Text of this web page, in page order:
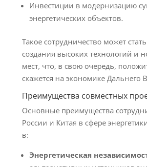
Инвестиции в модернизацию
энергетических объектов.
Такое сотрудничество может
создания высоких технологий и
мест, что, в свою очередь,
скажется на экономике Дальнего
Преимущества совместных
Основные преимущества
России и Китая в сфере
в:
Энергетическая